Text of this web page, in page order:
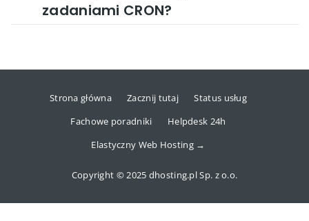
zadaniami CRON?
Strona główna Zacznij tutaj
Status usług
Fachowe poradniki
Helpdesk 24h
Elastyczny Web Hosting →
Copyright © 2025 dhosting.pl Sp. z o.o.